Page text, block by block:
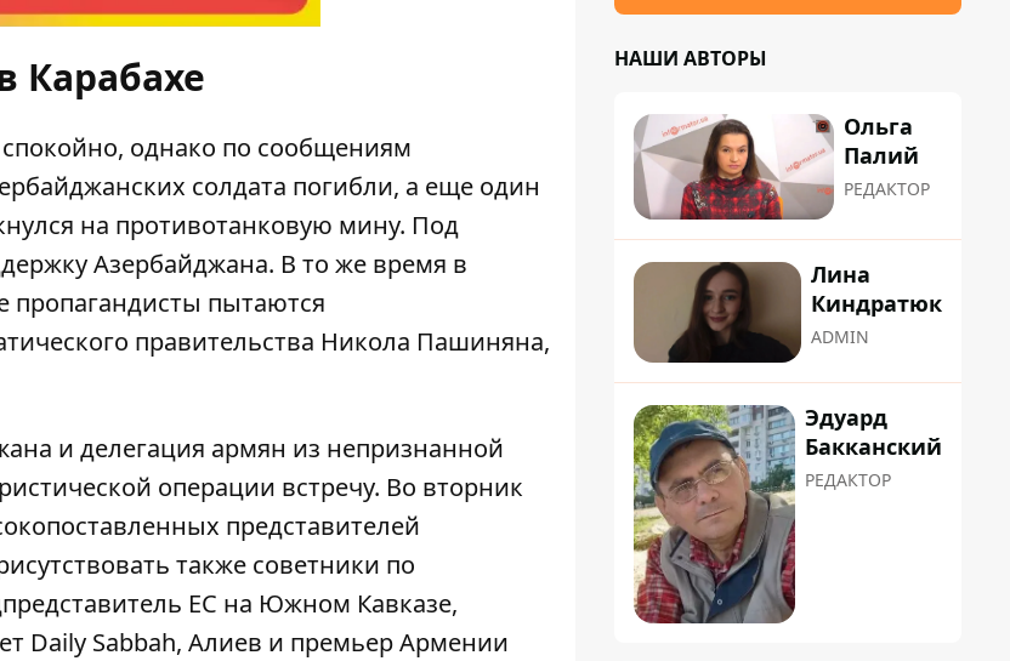
Карабахе
, однако по сообщениям
солдата погибли, а еще один
на противотанковую мину. Под
Азербайджана. В то же время в
пропагандисты пытаются
правительства Никола Пашиняна,
и делегация армян из непризнанной
операции встречу. Во вторник
представителей
также советники по
ЕС на Южном Кавказе,
Daily Sabbah, Алиев и премьер Армении
НАШИ АВТОРЫ
Ольга
Палий
РЕДАКТОР
Лина
Киндратюк
ADMIN
Эдуард
Бакканский
РЕДАКТОР